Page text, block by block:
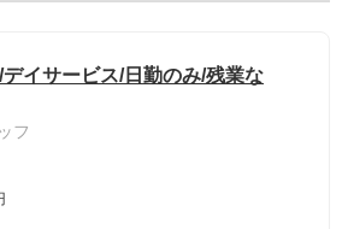
イサービス/日勤のみ/残業な
フ